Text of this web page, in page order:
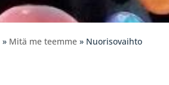
» Mitä me teemme » Nuorisovaihto